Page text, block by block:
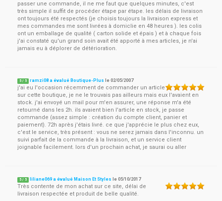
passer une commande, il ne me faut que quelques minutes, c'est
très simple il suffit de procéder étape par étape. les délais de livraison
ont toujours été respectés (je choisis toujours la livraison express et
mes commandes me sont livrées à domiclie en 48 heures ). les colis
ont un emballage de qualité ( carton solide et épais ) et à chaque fois
j'ai constaté qu'un grand soin avait été apporté à mes articles, je n'ai
jamais eu à déplorer de détérioration.
5 / 5 ramzi08 a évalué Boutique-Plus le02/05/2007
j'ai eu l'occasion récemment de commander un article
sur cette boutique, je ne le trouvais pas ailleurs mais eux l'avaient en
stock. j'ai envoyé un mail pour m'en assurer, une réponse m'a été
retourné dans les 2h. ils avaient bien l'article en stock, je passe
commande (assez simple : création du compte client, panier et
paiement). 72h après j'étais livré. ce que j'apprécie le plus chez eux,
c'est le service, très présent : vous ne serez jamais dans l'inconnu. un
suivi parfait de la commande à la livraison, et un service client
joignable facilement. lors d'un prochain achat, je saurai ou aller
5 / 5 liliane069 a évalué Maison Et Styles le05/10/2017
Très contente de mon achat sur ce site, délai de
livraison respectée et produit de belle qualité.